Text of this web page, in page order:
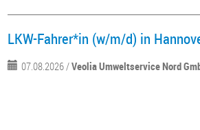
LKW-Fahrer*in (w/m/d) in
07.08.2026 /Veolia Umweltservice Nord